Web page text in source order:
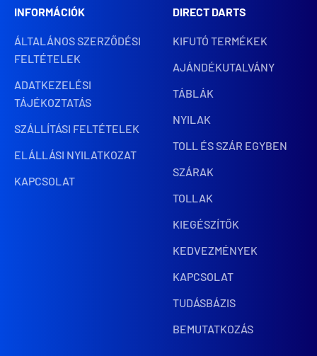
INFORMÁCIÓK
ÁLTALÁNOS SZERZŐDÉSI
FELTÉTELEK
ADATKEZELÉSI
TÁJÉKOZTATÁS
SZÁLLÍTÁSI FELTÉTELEK
ELÁLLÁSI NYILATKOZAT
KAPCSOLAT
DIRECT DARTS
KIFUTÓ TERMÉKEK
AJÁNDÉKUTALVÁNY
TÁBLÁK
NYILAK
TOLL ÉS SZÁR EGYBEN
SZÁRAK
TOLLAK
KIEGÉSZÍTŐK
KEDVEZMÉNYEK
KAPCSOLAT
TUDÁSBÁZIS
BEMUTATKOZÁS